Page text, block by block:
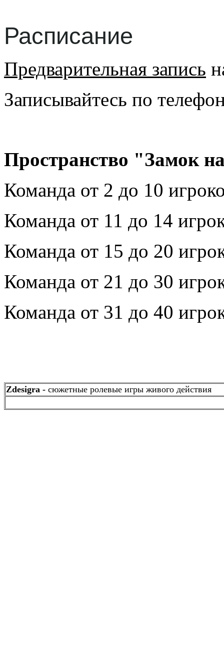
Расписание
Предварительная запись
Записывайтесь по
Пространство "Замок
Команда от 2 до 10
Команда от 11 до 14
Команда от 15 до 20
Команда от 21 до 30
Команда от 31 до 40
Zdesigra - сюжетные ролевые игры живого действия